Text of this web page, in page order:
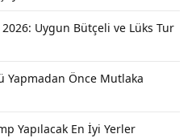
Uygun Bütçeli ve Lüks Tur
Yapmadan Önce Mutlaka
Yapılacak En İyi Yerler